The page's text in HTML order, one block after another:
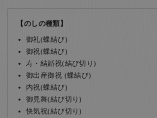
【のしの種類】
御礼(蝶結び)
御祝(蝶結び)
寿・結婚祝(結び切り)
御出産御祝 (蝶結び)
内祝(蝶結び)
御見舞(結び切り)
快気祝(結び切り)